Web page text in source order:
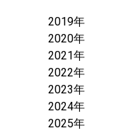
2019年
2020年
2021年
2022年
2023年
2024年
2025年